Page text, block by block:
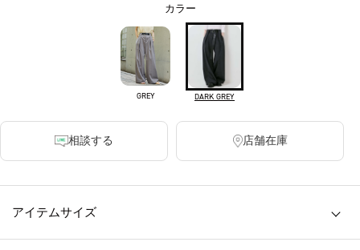
カラー
GREY DARK GREY
相談する 店舗在庫
アイテムサイズ